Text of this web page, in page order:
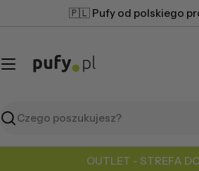
do
🇵🇱 Pufy od polskiego
Szukaj
OUTLET - STREFA